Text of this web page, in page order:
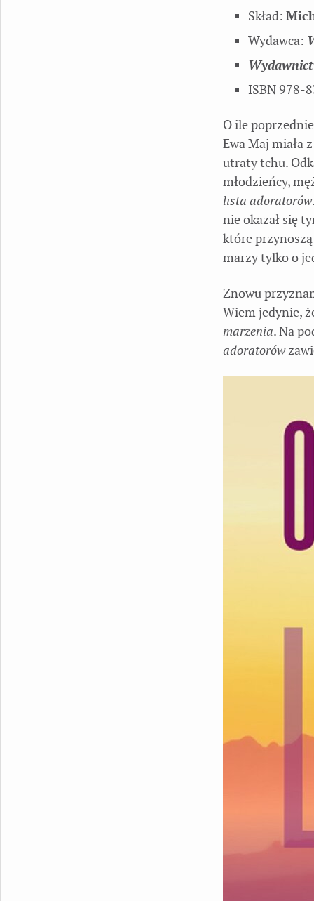
Skład:
Wydawca:
ISBN 978-
O ile
Ewa Maj miała
utraty tchu.
młodzieńcy,
lista adoratorów
nie okazał się
które
marzy tylko o
Znowu
Wiem jedynie,
marzenia. Na
adoratorów